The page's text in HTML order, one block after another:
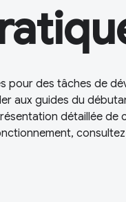
pour des tâches de
aux guides du
détaillée de